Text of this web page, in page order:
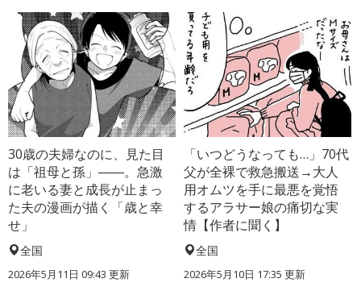
30歳の夫婦なのに、見た目
は「祖母と孫」――。急激
に老いる妻と成長が止まっ
た夫の漫画が描く「歳と幸
せ」
全国
2026年5月11日 09:43 更新
「いつどうなっても…」70代
父が全裸で救急搬送→大人
用オムツを手に最悪を覚悟
するアラサー娘の痛切な実
情【作者に聞く】
全国
2026年5月10日 17:35 更新